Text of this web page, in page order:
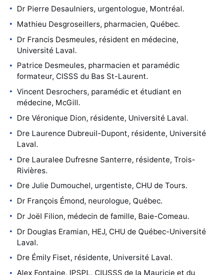
Dr Pierre Desaulniers, urgentologue, Montréal.
Mathieu Desgroseillers, pharmacien, Québec.
Dr Francis Desmeules, résident en médecine,
Université Laval.
Patrice Desmeules, pharmacien et paramédic
formateur, CISSS du Bas St-Laurent.
Vincent Desrochers, paramédic et étudiant en
médecine, McGill.
Dre Véronique Dion, résidente, Université Laval.
Dre Laurence Dubreuil-Dupont, résidente, Université
Laval.
Dre Lauralee Dufresne Santerre, résidente, Trois-
Rivières.
Dre Julie Dumouchel, urgentiste, CHU de Tours.
Dr François Émond, neurologue, Québec.
Dr Joël Filion, médecin de famille, Baie-Comeau.
Dr Douglas Eramian, HEJ, CHU de Québec-Université
Laval.
Dre Émily Fiset, résidente, Université Laval.
Alex Fontaine, IPSPL, CIUSSS de la Mauricie et du